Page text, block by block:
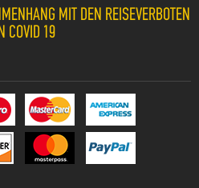
MIT DEN REISEVERBOTEN
COVID 19